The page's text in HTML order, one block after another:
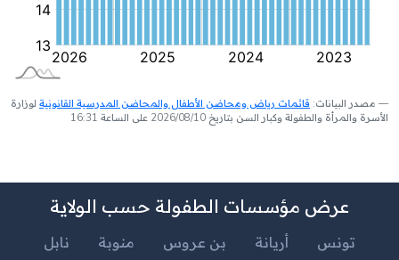
مصدر البيانات: قائمات رياض ومحاضن الأطفال والمحاضن المدرسية القانونية لوزارة
الأسرة والمرأة والطفولة وكبار السن بتاريخ 2026/08/10 على الساعة 16:31
عرض مؤسسات الطفولة حسب الولاية
تونس أريانة بن عروس منوبة
نابل